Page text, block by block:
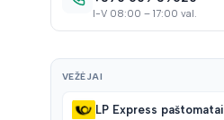
I-V 08:00 – 17:00 val.
VEŽĖJAI
LP Express paštomatai